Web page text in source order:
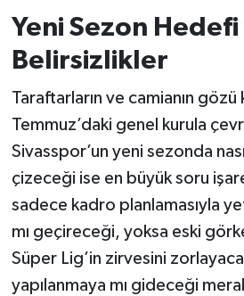
Yeni Sezon Hedefi
Belirsizlikler
Taraftarların ve camianın gözü
Temmuz’daki genel kurula
Sivasspor’un yeni sezonda
çizeceği ise en büyük soru
sadece kadro planlamasıyla
mı geçireceği, yoksa eski
Süper Lig’in zirvesini
yapılanmaya mı gideceği